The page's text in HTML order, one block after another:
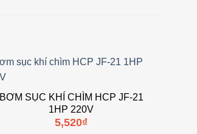
wishlist
BƠM SỤC KHÍ CHÌM HCP JF-21
1HP 220V
5,520₫